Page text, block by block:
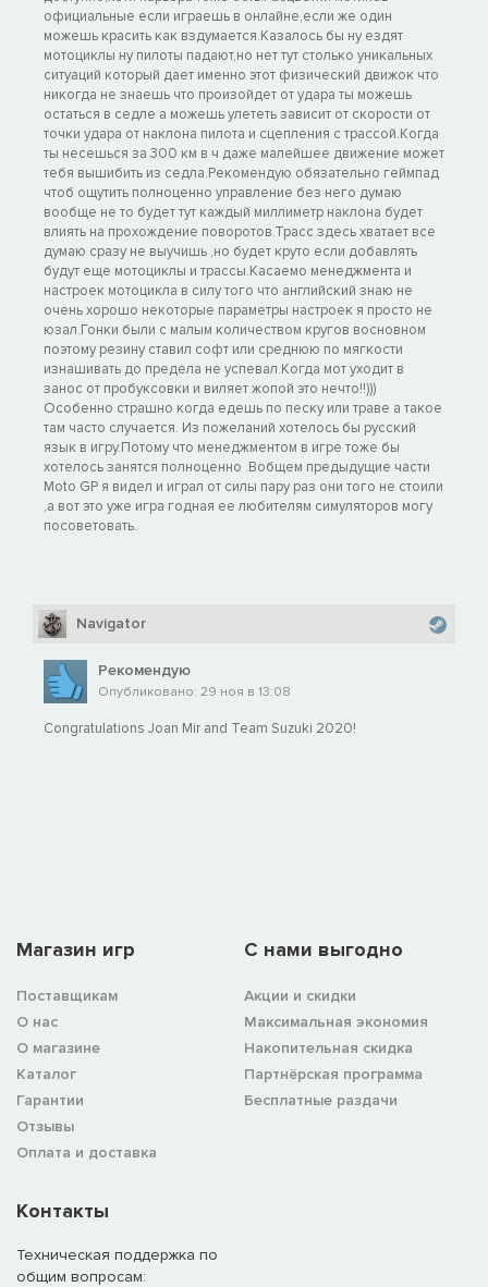
официальные если играешь в онлайне,если же один
можешь красить как вздумается.Казалось бы ну ездят
мотоциклы ну пилоты падают,но нет тут столько уникальных
ситуаций который дает именно этот физический движок что
никогда не знаешь что произойдет от удара ты можешь
остаться в седле а можешь улететь зависит от скорости от
точки удара от наклона пилота и сцепления с трассой.Когда
ты несешься за 300 км в ч даже малейшее движение может
тебя вышибить из седла.Рекомендую обязательно геймпад
чтоб ощутить полноценно управление без него думаю
вообще не то будет тут каждый миллиметр наклона будет
влиять на прохождение поворотов.Трасс здесь хватает все
думаю сразу не выучишь ,но будет круто если добавлять
будут еще мотоциклы и трассы.Касаемо менеджмента и
настроек мотоцикла в силу того что английский знаю не
очень хорошо некоторые параметры настроек я просто не
юзал.Гонки были с малым количеством кругов восновном
поэтому резину ставил софт или среднюю по мягкости
изнашивать до предела не успевал.Когда мот уходит в
занос от пробуксовки и виляет жопой это нечто!!)))
Особенно страшно когда едешь по песку или траве а такое
там часто случается. Из пожеланий хотелось бы русский
язык в игру.Потому что менеджментом в игре тоже бы
хотелось занятся полноценно .Вобщем предыдущие части
Moto GP я видел и играл от силы пару раз они того не стоили
,а вот это уже игра годная ее любителям симуляторов могу
посоветовать.
Navigator
Рекомендую
Опубликовано: 29 ноя в 13:08
Congratulations Joan Mir and Team Suzuki 2020!
Магазин игр
Поставщикам
О нас
О магазине
Каталог
Гарантии
Отзывы
Оплата и доставка
C нами выгодно
Акции и скидки
Максимальная экономия
Накопительная скидка
Партнёрская программа
Бесплатные раздачи
Контакты
Техническая поддержка по
общим вопросам: